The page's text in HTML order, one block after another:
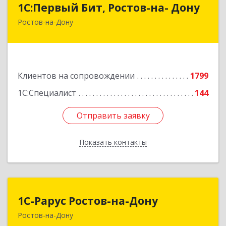
1С:Первый Бит, Ростов-на- Дону
Ростов-на-Дону
Клиентов на сопровождении
1799
1С:Специалист
144
Отправить заявку
Показать контакты
344091, Ростовская обл, Ростов-на-Дону г,
Отправить заявку
Назад
1С-Рарус Ростов-на-Дону
Ростов-на-Дону
344002, Ростовская обл, г.о. город Ростов-на-